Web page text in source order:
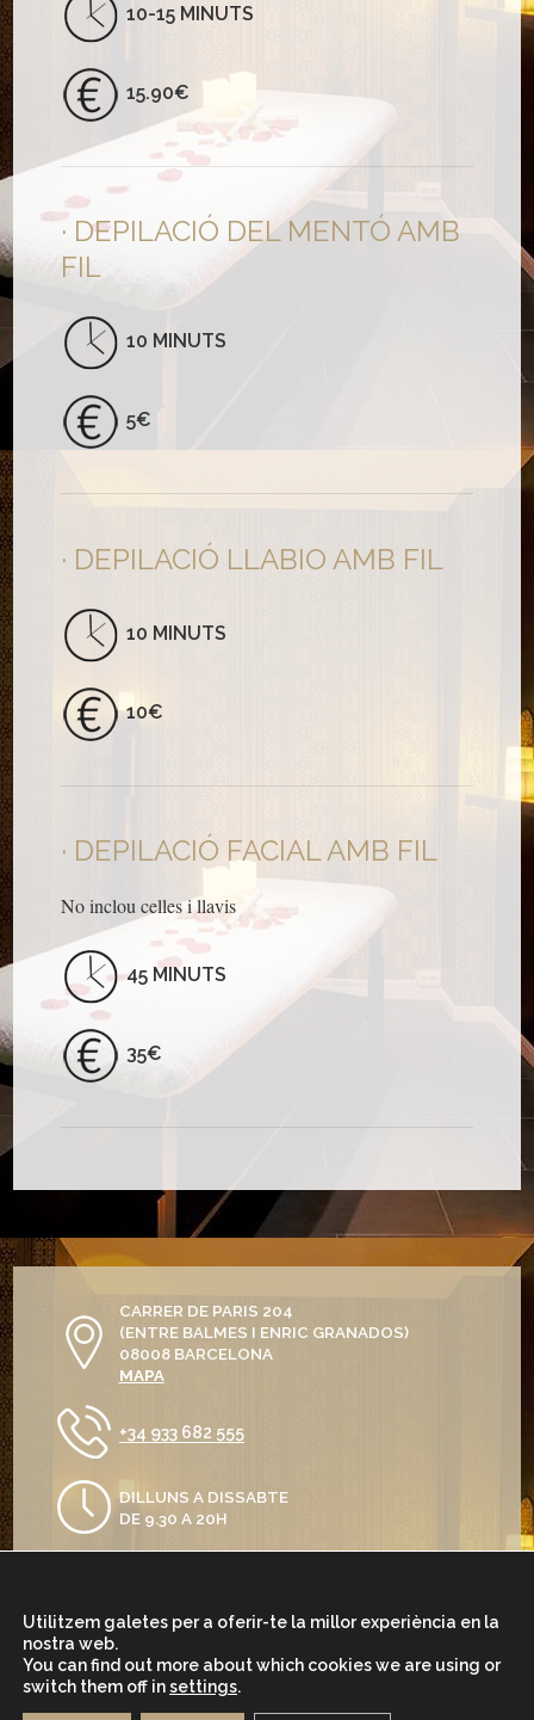
10-15 MINUTS
15.90€
DEPILACIÓ DEL MENTÓ AMB
FIL
10 MINUTS
5€
DEPILACIÓ LLABIO AMB FIL
10 MINUTS
10€
DEPILACIÓ FACIAL AMB FIL
No inclou celles i llavis
45 MINUTS
35€
CARRER DE PARIS 204
(ENTRE BALMES I ENRIC GRANADOS)
08008 BARCELONA
MAPA
+34 933 682 555
DILLUNS A DISSABTE
DE 9.30 A 20H
AVÍS LEGAL
Utilitzem galetes per a oferir-te la millor experiència en la
nostra web.
You can find out more about which cookies we are using or
switch them off insettings.